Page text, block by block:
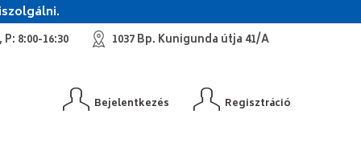
8:00-16:30 1037 Bp. Kunigunda útja 41/A
Bejelentkezés Regisztráció